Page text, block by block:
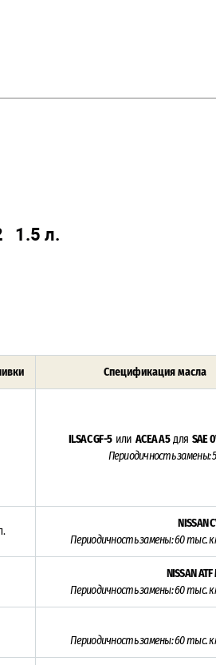
1.5 л.
Спецификация масла
ILSAC GF-5илиACEA A5для SAE
Периодичность замены:
NISSAN
Периодичность замены: 60 тыс.
NISSAN
Периодичность замены: 60 тыс.
Периодичность замены: 60 тыс.